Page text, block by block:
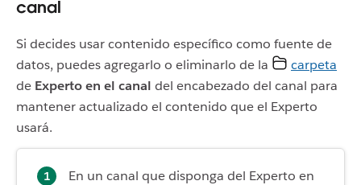
canal
Si decides usar contenido específico como fuente de
datos, puedes agregarlo o eliminarlo de la
carpeta
de Experto en el canal del encabezado del canal para
mantener actualizado el contenido que el Experto
usará.
En un canal que disponga del Experto en